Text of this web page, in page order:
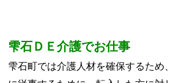
雫石ＤＥ介護でお仕事
雫石町では介護人材を確保するため